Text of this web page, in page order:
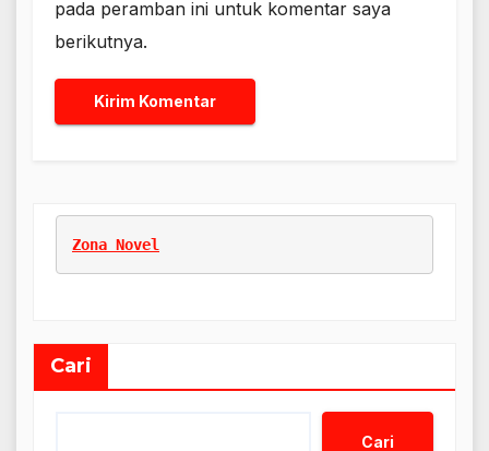
pada peramban ini untuk komentar saya
berikutnya.
Zona Novel
Cari
Cari